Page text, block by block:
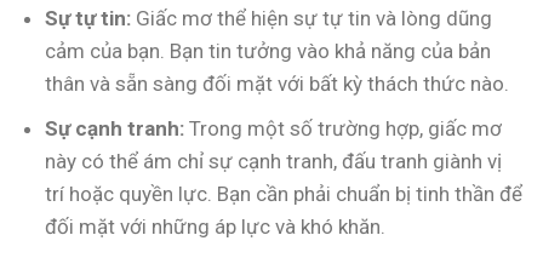
Sự tự tin: Giấc mơ thể hiện sự tự tin và lòng dũng
cảm của bạn. Bạn tin tưởng vào khả năng của bản
thân và sẵn sàng đối mặt với bất kỳ thách thức nào.
Sự cạnh tranh: Trong một số trường hợp, giấc mơ
này có thể ám chỉ sự cạnh tranh, đấu tranh giành vị
trí hoặc quyền lực. Bạn cần phải chuẩn bị tinh thần để
đối mặt với những áp lực và khó khăn.